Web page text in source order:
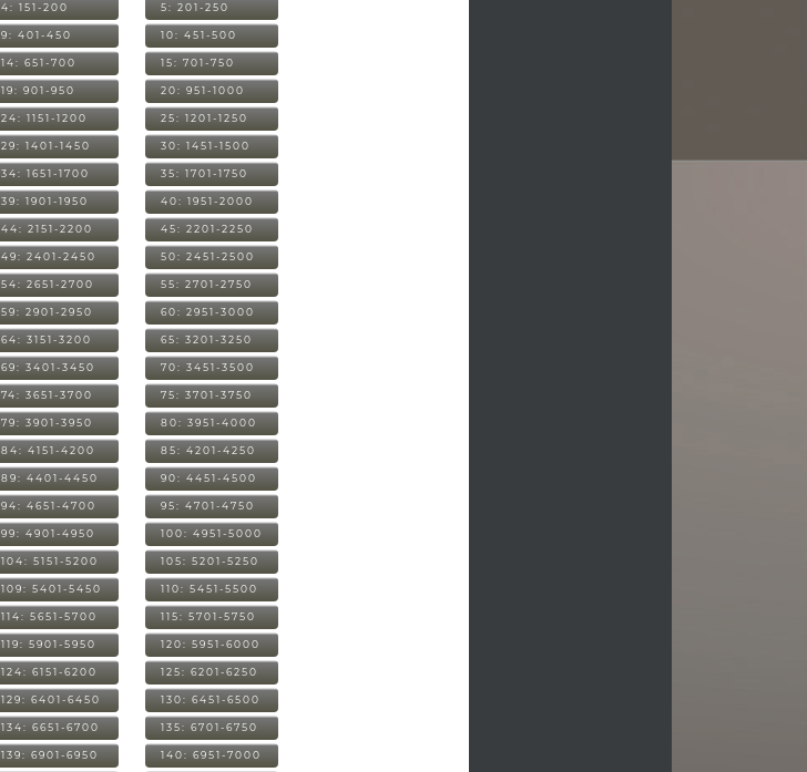
4: 151-200 5: 201-250
9: 401-450 10: 451-500
14: 651-700 15: 701-750
19: 901-950 20: 951-1000
24: 1151-1200 25: 1201-1250
29: 1401-1450 30: 1451-1500
34: 1651-1700 35: 1701-1750
39: 1901-1950 40: 1951-2000
44: 2151-2200 45: 2201-2250
49: 2401-2450 50: 2451-2500
54: 2651-2700 55: 2701-2750
59: 2901-2950 60: 2951-3000
64: 3151-3200 65: 3201-3250
69: 3401-3450 70: 3451-3500
74: 3651-3700 75: 3701-3750
79: 3901-3950 80: 3951-4000
84: 4151-4200 85: 4201-4250
89: 4401-4450 90: 4451-4500
94: 4651-4700 95: 4701-4750
99: 4901-4950 100: 4951-5000
104: 5151-5200 105: 5201-5250
109: 5401-5450 110: 5451-5500
114: 5651-5700 115: 5701-5750
119: 5901-5950 120: 5951-6000
124: 6151-6200 125: 6201-6250
129: 6401-6450 130: 6451-6500
134: 6651-6700 135: 6701-6750
139: 6901-6950 140: 6951-7000